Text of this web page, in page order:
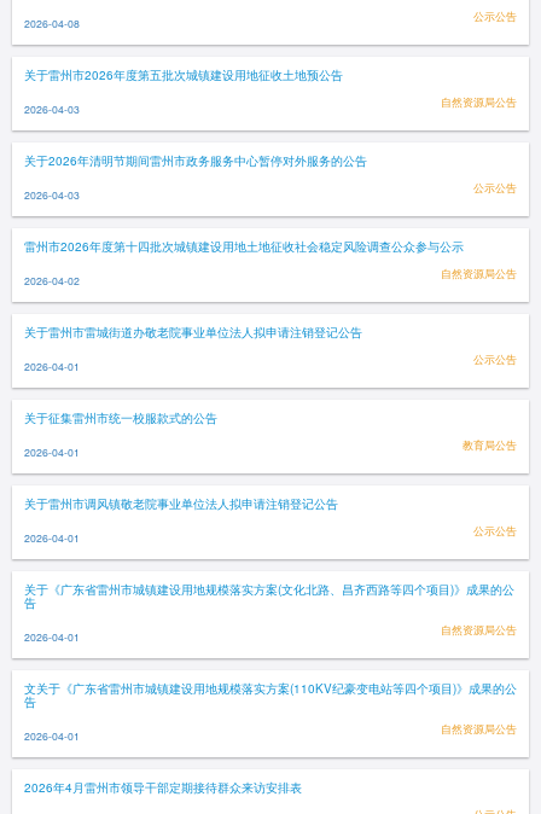
2026-04-08 公示公告
关于雷州市2026年度第五批次城镇建设用地征收土地预公告
2026-04-03 自然资源局公告
关于2026年清明节期间雷州市政务服务中心暂停对外服务的公告
2026-04-03 公示公告
雷州市2026年度第十四批次城镇建设用地土地征收社会稳定风险调查公众参与公示
2026-04-02 自然资源局公告
关于雷州市雷城街道办敬老院事业单位法人拟申请注销登记公告
2026-04-01 公示公告
关于征集雷州市统一校服款式的公告
2026-04-01 教育局公告
关于雷州市调风镇敬老院事业单位法人拟申请注销登记公告
2026-04-01 公示公告
关于《广东省雷州市城镇建设用地规模落实方案(文化北路、昌齐西路等四个项目)》成果的公
告
2026-04-01 自然资源局公告
文关于《广东省雷州市城镇建设用地规模落实方案(110KV纪豪变电站等四个项目)》成果的公
告
2026-04-01 自然资源局公告
2026年4月雷州市领导干部定期接待群众来访安排表